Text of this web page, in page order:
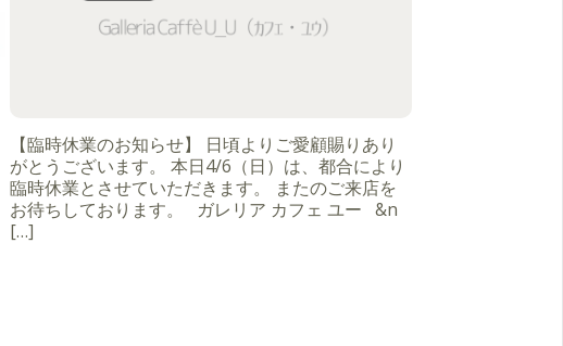
【臨時休業のお知らせ】 日頃よりご愛顧賜りあり
がとうございます。 本日4/6（日）は、都合により
臨時休業とさせていただきます。 またのご来店を
お待ちしております。 ガレリア カフェ ユー &n
[…]